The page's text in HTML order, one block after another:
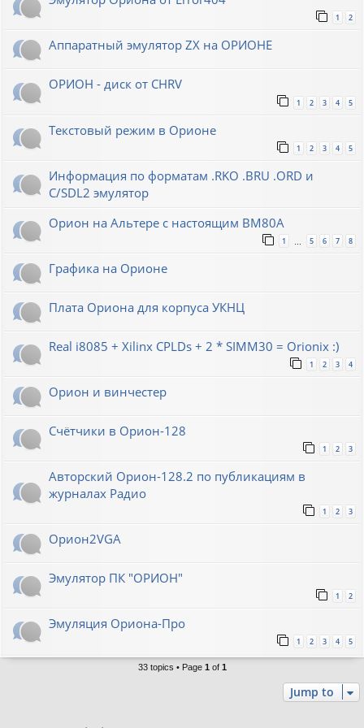
1 2
Аппаратный эмулятор ZX на ОРИОНЕ
ОРИОН - диск от CHRV
1 2 3 4 5
Текстовый режим в Орионе
1 2 3 4 5
Информация по форматам .RKO .BRU .ORD и
С/SDL2 эмулятор
Орион на Альтере с настоящим ВМ80А
1 5 6 7 8
Графика на Орионе
Плата Ориона для корпуса УКНЦ
Real i8085 + Xilinx CPLDs + 2 * SIMM30 = Orionix :)
1 2 3 4
Орион и винчестер
Счётчики в Орион-128
1 2 3
Авторский Орион-128.2 по публикациям в
журналах Радио
1 2 3
Орион2VGA
Эмулятор ПК "ОРИОН"
1 2
Эмуляция Ориона-Про
1 2 3 4 5
33 topics • Page 1 of 1
Jump to